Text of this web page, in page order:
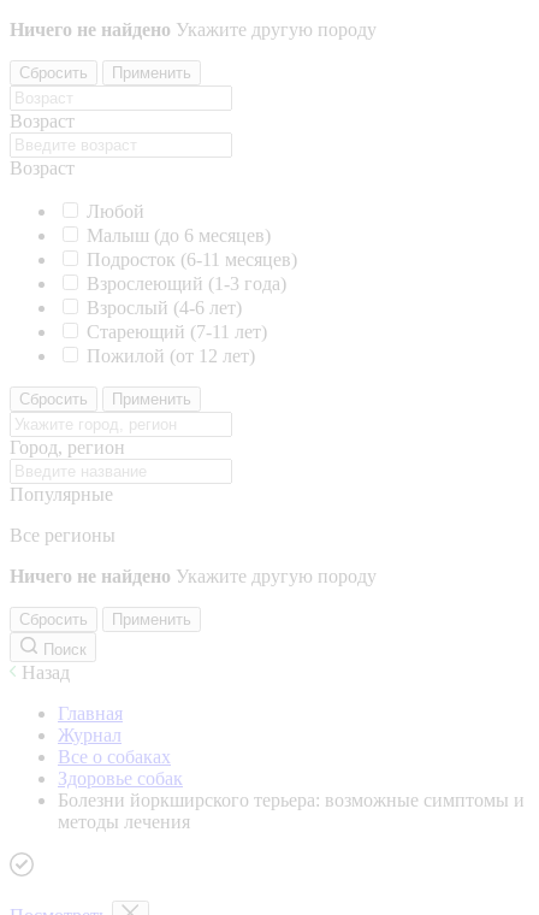
Ничего не найдено Укажите другую породу
Сбросить Применить
Возраст
Возраст
Любой
Малыш (до 6 месяцев)
Подросток (6-11 месяцев)
Взрослеющий (1-3 года)
Взрослый (4-6 лет)
Стареющий (7-11 лет)
Пожилой (от 12 лет)
Сбросить Применить
Город, регион
Популярные
Все регионы
Ничего не найдено Укажите другую породу
Сбросить
Применить
Поиск
Назад
Главная
Журнал
Все о собаках
Здоровье собак
Болезни йоркширского терьера: возможные симптомы и
методы лечения